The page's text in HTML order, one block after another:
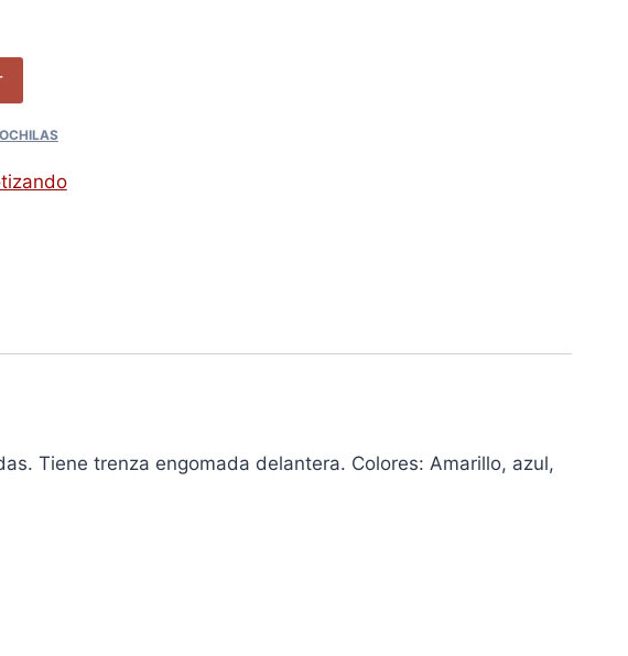
Tiene trenza engomada delantera. Colores: Amarillo, azul,